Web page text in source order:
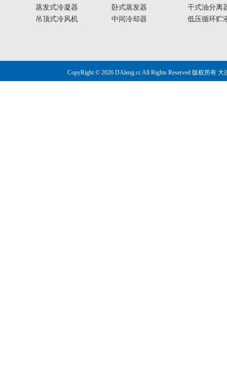
蒸发式冷凝器
吊顶式冷风机
卧式蒸发器
中间冷却器
干式油分离
低压循环贮
CopyRight © 2026 DAleng.cc All Rights Reserved 版权所